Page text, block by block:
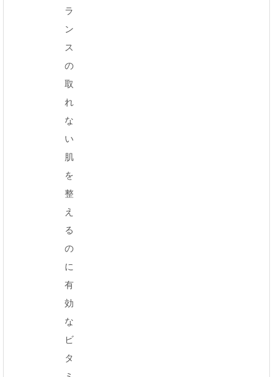
ラ
ン
ス
の
取
れ
な
い
肌
を
整
え
る
の
に
有
効
な
ビ
タ